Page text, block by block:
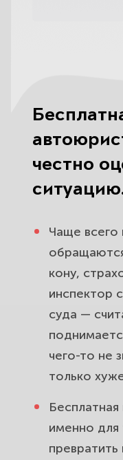
честно
Чаще всего
кону,
инспектор
суда —
чего-то не
только
именно для